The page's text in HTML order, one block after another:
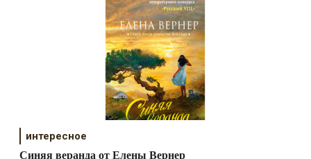
интересное
Синяя веранда от Елены Вернер